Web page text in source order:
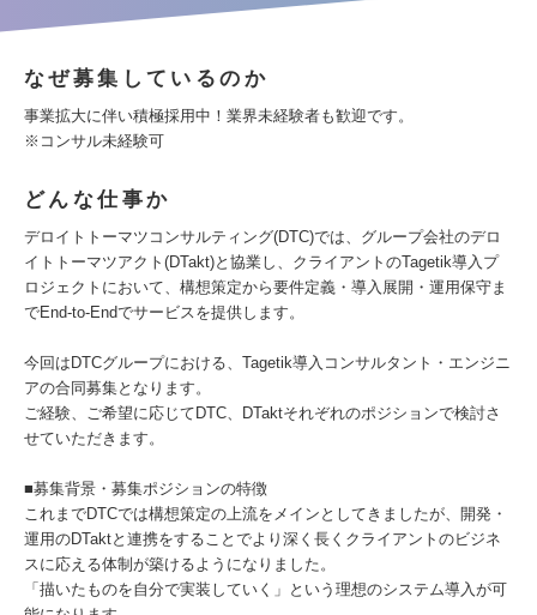
なぜ募集しているのか
事業拡大に伴い積極採用中！業界未経験者も歓迎です。
※コンサル未経験可
どんな仕事か
デロイトトーマツコンサルティング(DTC)では、グループ会社のデロ
イトトーマツアクト(DTakt)と協業し、クライアントのTagetik導入プ
ロジェクトにおいて、構想策定から要件定義・導入展開・運用保守ま
でEnd-to-Endでサービスを提供します。
今回はDTCグループにおける、Tagetik導入コンサルタント・エンジニ
アの合同募集となります。
ご経験、ご希望に応じてDTC、DTaktそれぞれのポジションで検討さ
せていただきます。
■募集背景・募集ポジションの特徴
これまでDTCでは構想策定の上流をメインとしてきましたが、開発・
運用のDTaktと連携をすることでより深く長くクライアントのビジネ
スに応える体制が築けるようになりました。
「描いたものを自分で実装していく」という理想のシステム導入が可